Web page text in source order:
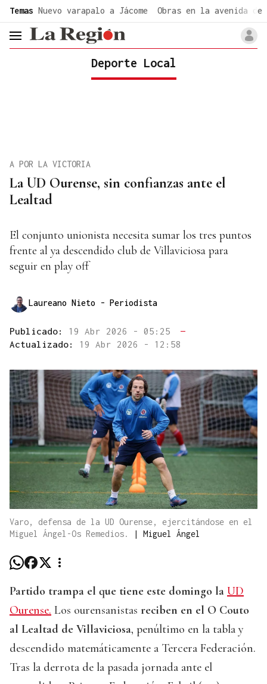
Temas Nuevo varapalo a Jácome Obras en la avenida de
header.menu.open
Deporte Local
La UD Ourense, sin confianzas ante el
Lealtad
A POR LA VICTORIA
El conjunto unionista necesita sumar los tres puntos
frente al ya descendido club de Villaviciosa para
seguir en play off
Laureano Nieto - Periodista
Publicado: 19 Abr 2026 - 05:25
—
Actualizado: 19 Abr 2026 - 12:58
Varo, defensa de la UD Ourense, ejercitándose en el
Miguel Ángel-Os Remedios.
| Miguel Ángel
Partido trampa el que tiene este domingo la UD
Ourense. Los ourensanistas reciben en el O Couto
al Lealtad de Villaviciosa, penúltimo en la tabla y
descendido matemáticamente a Tercera Federación.
Tras la derrota de la pasada jornada ante el